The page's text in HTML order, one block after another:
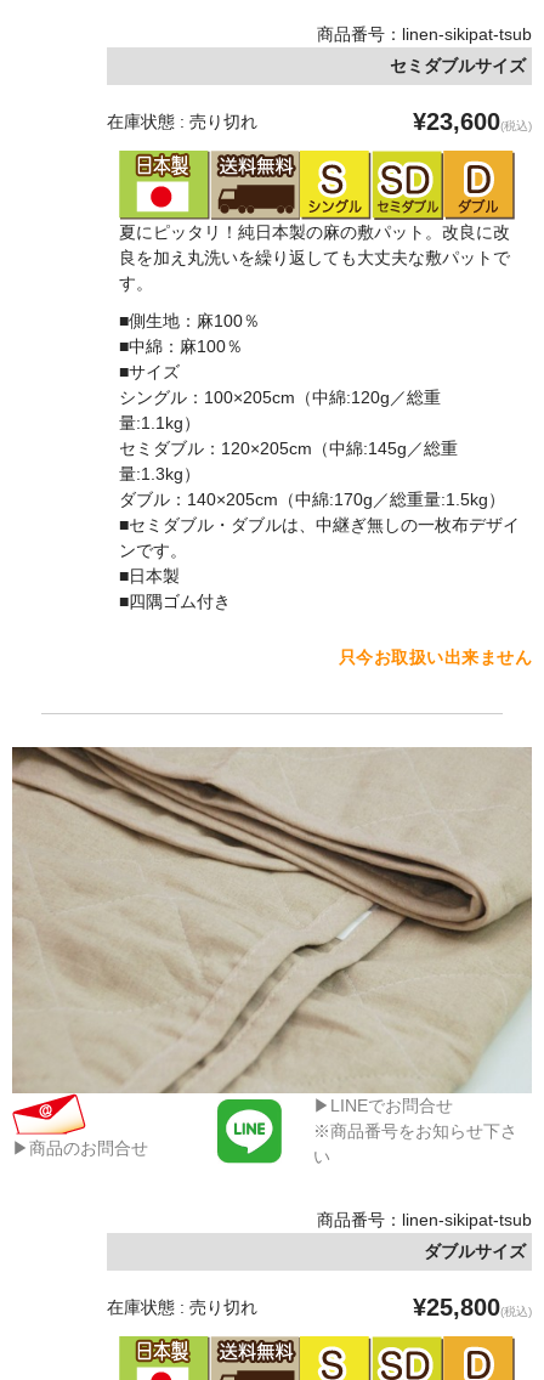
商品番号：linen-sikipat-tsub
セミダブルサイズ
在庫状態 : 売り切れ ¥23,600(税込)
夏にピッタリ！純日本製の麻の敷パット。改良に改
良を加え丸洗いを繰り返しても大丈夫な敷パットで
す。
■側生地：麻100％
■中綿：麻100％
■サイズ
シングル：100×205cm（中綿:120g／総重
量:1.1kg）
セミダブル：120×205cm（中綿:145g／総重
量:1.3kg）
ダブル：140×205cm（中綿:170g／総重量:1.5kg）
■セミダブル・ダブルは、中継ぎ無しの一枚布デザイ
ンです。
■日本製
■四隅ゴム付き
只今お取扱い出来ません
▶商品のお問合せ
▶LINEでお問合せ
※商品番号をお知らせ下さ
い
商品番号：linen-sikipat-tsub
ダブルサイズ
在庫状態 : 売り切れ ¥25,800(税込)